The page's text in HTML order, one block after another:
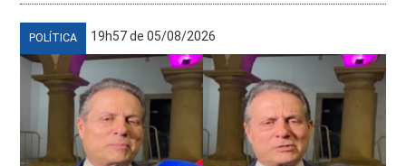
POLÍTICA 19h57 de 05/08/2026